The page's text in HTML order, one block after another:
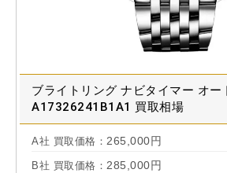
ブライトリング ナビタイマー オー
A17326241B1A1 買取相場
A社 買取価格： 265,000円
B社 買取価格： 285,000円